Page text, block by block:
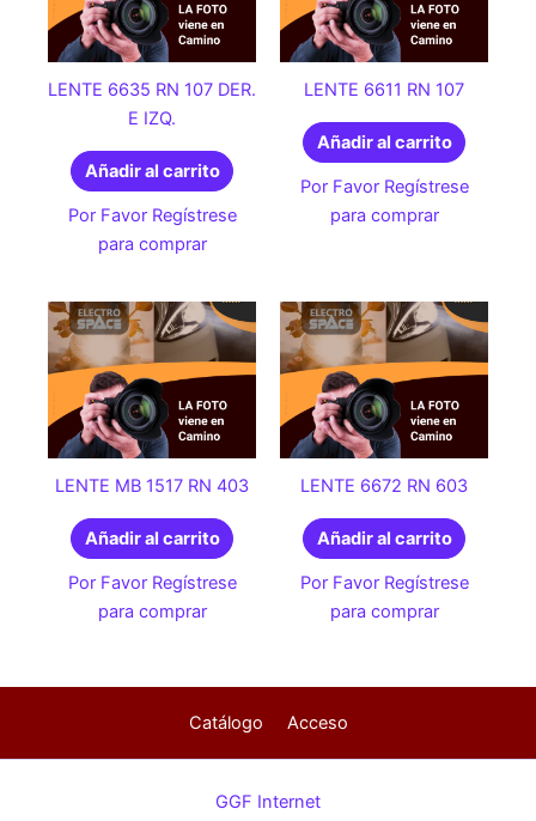
LENTE 6635 RN 107 DER.
E IZQ.
Añadir al carrito
Por Favor Regístrese
para comprar
LENTE 6611 RN 107
Añadir al carrito
Por Favor Regístrese
para comprar
LENTE MB 1517 RN 403
Añadir al carrito
Por Favor Regístrese
para comprar
LENTE 6672 RN 603
Añadir al carrito
Por Favor Regístrese
para comprar
Catálogo Acceso
GGF Internet